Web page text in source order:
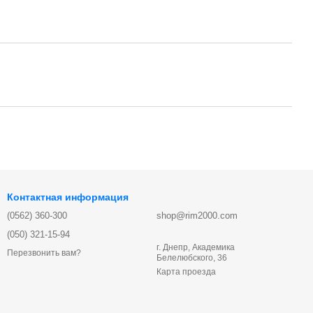
Контактная информация
(0562) 360-300
(050) 321-15-94
Перезвонить вам?
shop@rim2000.com
г. Днепр, Академика
Белелюбского, 36
Карта проезда